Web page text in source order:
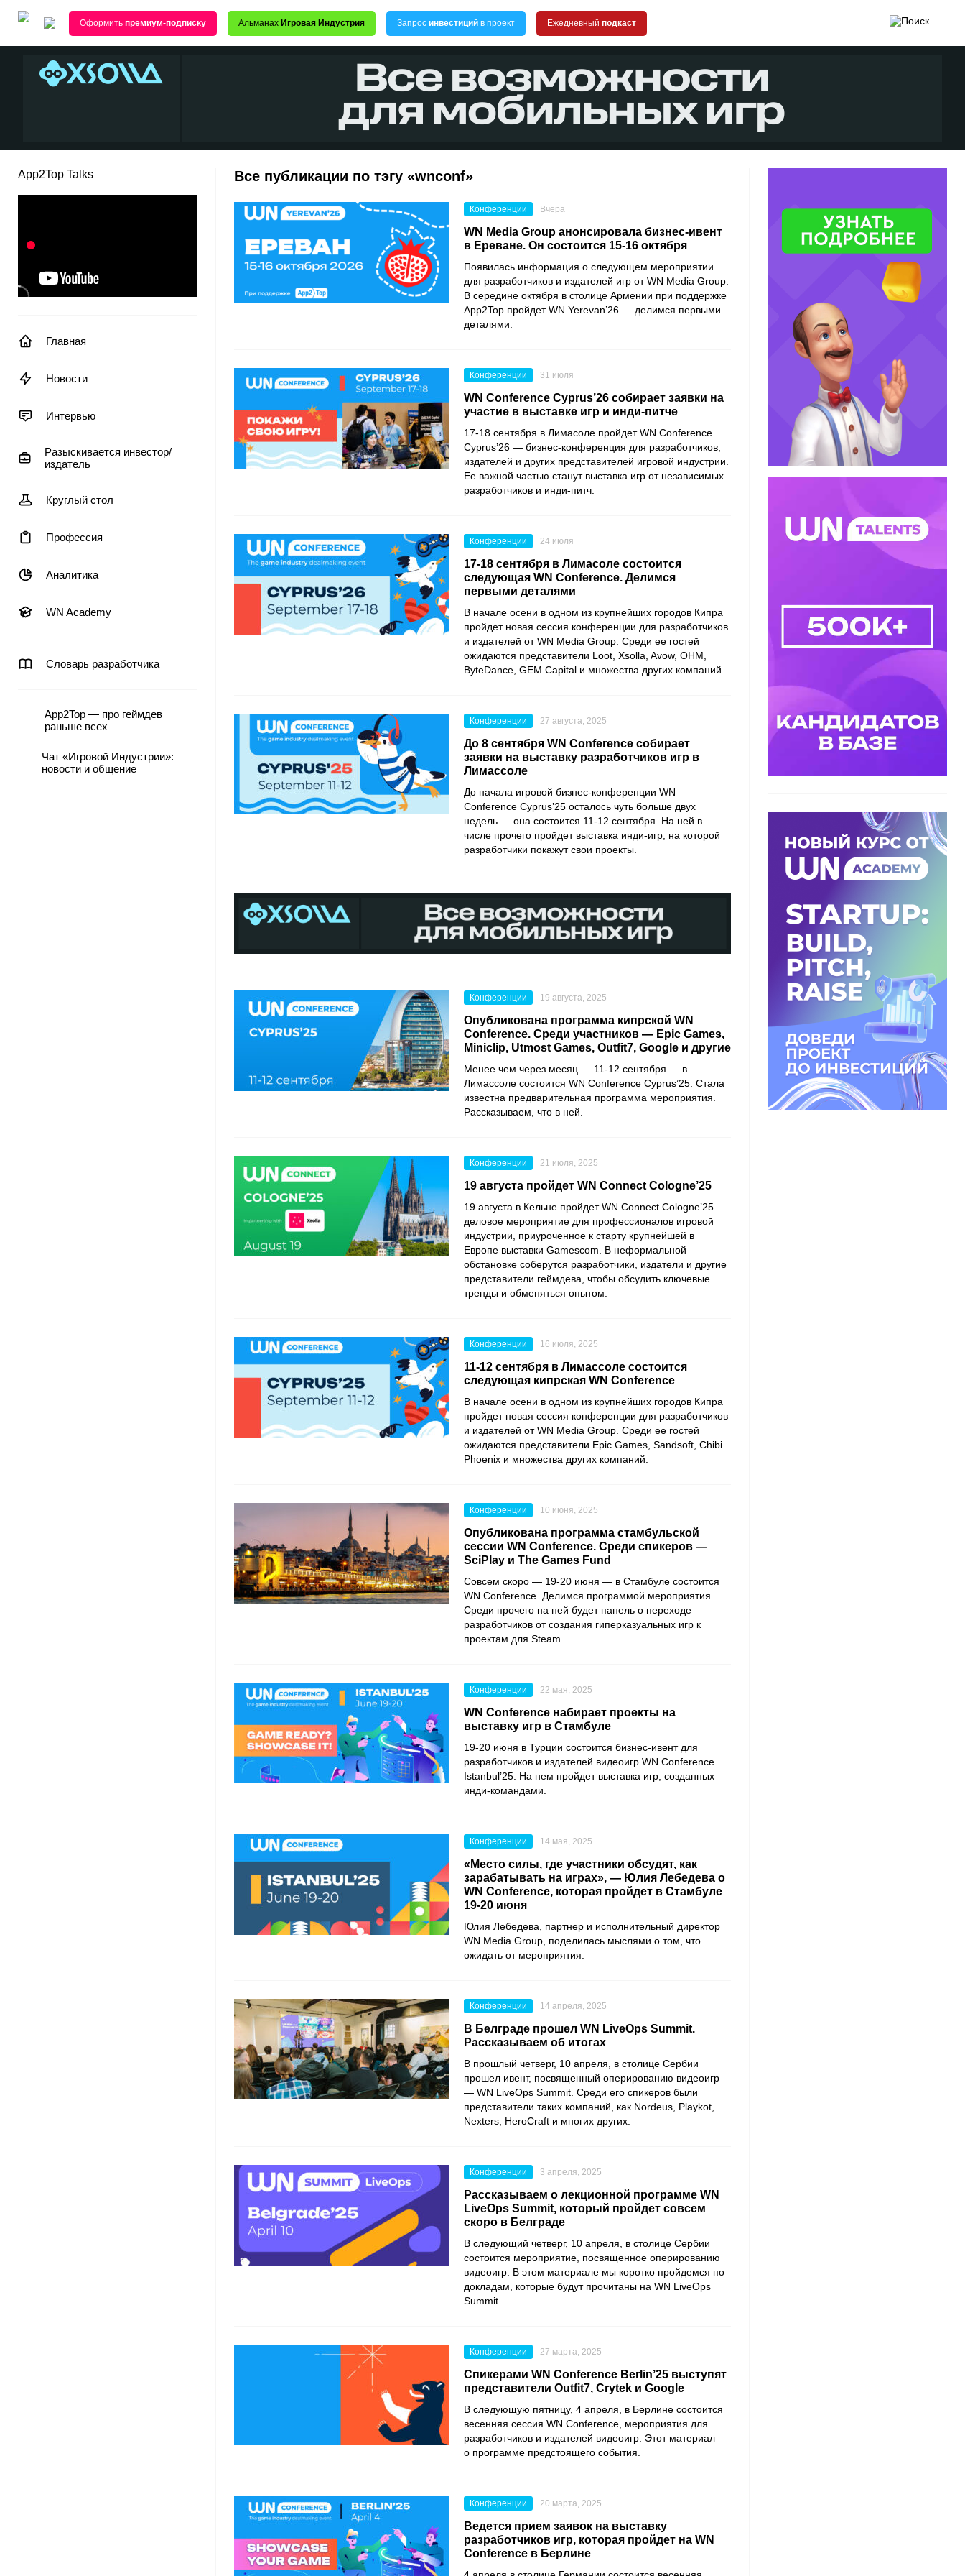
Оформить премиум-подписку Альманах Игровая Индустрия Запрос инвестиций в проект Ежедневный подкаст
App2Top Talks
Главная
Новости
Интервью
Разыскивается инвестор/
издатель
Круглый стол
Профессия
Аналитика
WN Academy
Словарь разработчика
App2Top — про геймдев
раньше всех
Чат «Игровой Индустрии»:
новости и общение
Все публикации по тэгу «wnconf»
Конференции Вчера
WN Media Group анонсировала бизнес-ивент
в Ереване. Он состоится 15-16 октября
Появилась информация о следующем мероприятии
для разработчиков и издателей игр от WN Media Group.
В середине октября в столице Армении при поддержке
App2Top пройдет WN Yerevan’26 — делимся первыми
деталями.
Конференции 31 июля
WN Conference Cyprus’26 собирает заявки на
участие в выставке игр и инди-питче
17-18 сентября в Лимасоле пройдет WN Conference
Cyprus’26 — бизнес-конференция для разработчиков,
издателей и других представителей игровой индустрии.
Ее важной частью станут выставка игр от независимых
разработчиков и инди-питч.
Конференции 24 июля
17-18 сентября в Лимасоле состоится
следующая WN Conference. Делимся
первыми деталями
В начале осени в одном из крупнейших городов Кипра
пройдет новая сессия конференции для разработчиков
и издателей от WN Media Group. Среди ее гостей
ожидаются представители Loot, Xsolla, Avow, OHM,
ByteDance, GEM Capital и множества других компаний.
Конференции 27 августа, 2025
До 8 сентября WN Conference собирает
заявки на выставку разработчиков игр в
Лимассоле
До начала игровой бизнес-конференции WN
Conference Cyprus’25 осталось чуть больше двух
недель — она состоится 11-12 сентября. На ней в
числе прочего пройдет выставка инди-игр, на которой
разработчики покажут свои проекты.
Конференции 19 августа, 2025
Опубликована программа кипрской WN
Conference. Среди участников — Epic Games,
Miniclip, Utmost Games, Outfit7, Google и другие
Менее чем через месяц — 11-12 сентября — в
Лимассоле состоится WN Conference Cyprus’25. Стала
известна предварительная программа мероприятия.
Рассказываем, что в ней.
Конференции 21 июля, 2025
19 августа пройдет WN Connect Cologne’25
19 августа в Кельне пройдет WN Connect Cologne’25 —
деловое мероприятие для профессионалов игровой
индустрии, приуроченное к старту крупнейшей в
Европе выставки Gamescom. В неформальной
обстановке соберутся разработчики, издатели и другие
представители геймдева, чтобы обсудить ключевые
тренды и обменяться опытом.
Конференции 16 июля, 2025
11-12 сентября в Лимассоле состоится
следующая кипрская WN Conference
В начале осени в одном из крупнейших городов Кипра
пройдет новая сессия конференции для разработчиков
и издателей от WN Media Group. Среди ее гостей
ожидаются представители Epic Games, Sandsoft, Chibi
Phoenix и множества других компаний.
Конференции 10 июня, 2025
Опубликована программа стамбульской
сессии WN Conference. Среди спикеров —
SciPlay и The Games Fund
Совсем скоро — 19-20 июня — в Стамбуле состоится
WN Conference. Делимся программой мероприятия.
Среди прочего на ней будет панель о переходе
разработчиков от создания гиперказуальных игр к
проектам для Steam.
Конференции 22 мая, 2025
WN Conference набирает проекты на
выставку игр в Стамбуле
19-20 июня в Турции состоится бизнес-ивент для
разработчиков и издателей видеоигр WN Conference
Istanbul’25. На нем пройдет выставка игр, созданных
инди-командами.
Конференции 14 мая, 2025
«Место силы, где участники обсудят, как
зарабатывать на играх», — Юлия Лебедева о
WN Conference, которая пройдет в Стамбуле
19-20 июня
Юлия Лебедева, партнер и исполнительный директор
WN Media Group, поделилась мыслями о том, что
ожидать от мероприятия.
Конференции 14 апреля, 2025
В Белграде прошел WN LiveOps Summit.
Рассказываем об итогах
В прошлый четверг, 10 апреля, в столице Сербии
прошел ивент, посвященный оперированию видеоигр
— WN LiveOps Summit. Среди его спикеров были
представители таких компаний, как Nordeus, Playkot,
Nexters, HeroCraft и многих других.
Конференции 3 апреля, 2025
Рассказываем о лекционной программе WN
LiveOps Summit, который пройдет совсем
скоро в Белграде
В следующий четверг, 10 апреля, в столице Сербии
состоится мероприятие, посвященное оперированию
видеоигр. В этом материале мы коротко пройдемся по
докладам, которые будут прочитаны на WN LiveOps
Summit.
Конференции 27 марта, 2025
Спикерами WN Conference Berlin’25 выступят
представители Outfit7, Crytek и Google
В следующую пятницу, 4 апреля, в Берлине состоится
весенняя сессия WN Conference, мероприятия для
разработчиков и издателей видеоигр. Этот материал —
о программе предстоящего события.
Конференции 20 марта, 2025
Ведется прием заявок на выставку
разработчиков игр, которая пройдет на WN
Conference в Берлине